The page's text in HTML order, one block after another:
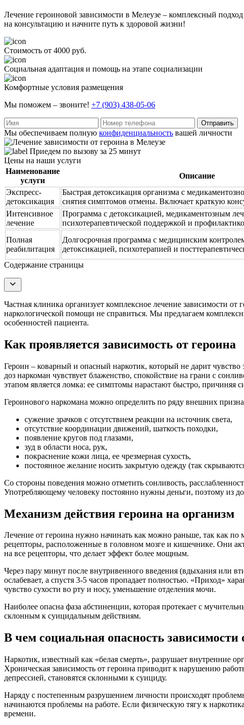
Лечение героиновой зависимости в Мелеузе – комплексный
на консультацию и начните путь к здоровой жизни!
Стоимость от 4000 руб.
Социальная адаптация и помощь на этапе социализации
Комфортные условия размещения
Мы поможем – звоните! +7 (903) 438-05-06
Отправить
Мы обеспечиваем полную конфиденциальность вашей личности
Приедем по вызову за 25 минут
Цены на наши услуги
Наименование
услуги
Описание
Экспресс-
детоксикация
Быстрая детоксикация организма с
снятия симптомов отмены. Включает краткую
Интенсивное
лечение
Программа с детоксикацией, медикаментозным
психотерапевтической поддержкой и
Полная
реабилитация
Долгосрочная программа с медицинским
детоксикацией, психотерапией и
Содержание страницы
Частная клиника организует комплексное лечение зависимости
наркологической помощи не справиться. Мы предлагаем
особенностей пациента.
Как проявляется зависимость от героина
Героин – коварный и опасный наркотик, который не дарит
доз наркоман чувствует блаженство, спокойствие на грани с
этапом является ломка: ее симптомы нарастают быстро, причиняя
Героинового наркомана можно определить по ряду внешних
сужение зрачков с отсутствием реакции на источник света,
отсутствие координации движений, шаткость походки,
появление кругов под глазами,
зуд в области носа, рук,
покраснение кожи лица, ее чрезмерная сухость,
постоянное желание носить закрытую одежду (так
Со стороны поведения можно отметить сонливость,
Употребляющему человеку постоянно нужны деньги, поэтому из
Механизм действия героина на организм
Лечение от героина нужно начинать как можно раньше, так как по
рецепторы, расположенные в головном мозге и кишечнике. Они
на все рецепторы, что делает эффект более мощным.
Через пару минут после внутривенного введения (вдыхания или
ослабевает, а спустя 3-5 часов пропадает полностью. «Приход»
чувство сухости во рту и носу, уменьшение отделения мочи.
Наиболее опасна фаза абстиненции, которая протекает с
склонным к суицидальным действиям.
В чем социальная опасность зависимости
Наркотик, известный как «белая смерть», разрушает внутренние
Хроническая зависимость от героина приводит к нарушению
депрессией, становятся склонными к суициду.
Наряду с постепенным разрушением личности происходят
начинаются проблемы на работе. Если физическую тягу к
времени.